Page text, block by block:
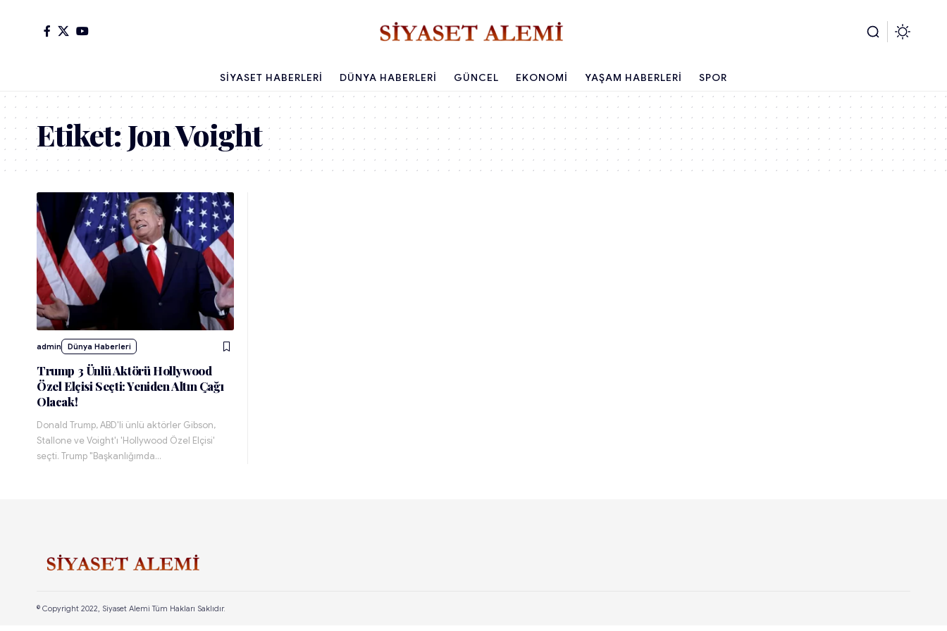
SIYASET HABERLERI DÜNYA HABERLERI GÜNCEL EKONOMI YAŞAM HABERLERI SPOR
Etiket:Jon Voight
admin Dünya Haberleri
Trump 3 Ünlü Aktörü Hollywood
Özel Elçisi Seçti: Yeniden Altın Çağı
Olacak!
Donald Trump, ABD'li ünlü aktörler Gibson,
Stallone ve Voight'ı 'Hollywood Özel Elçisi'
seçti. Trump "Başkanlığımda…
© Copyright 2022, Siyaset Alemi Tüm Hakları Saklıdır.